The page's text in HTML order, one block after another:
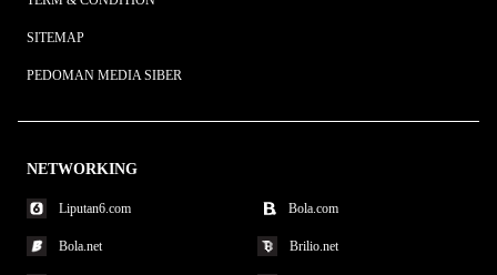
SITEMAP
PEDOMAN MEDIA SIBER
NETWORKING
Liputan6.com Bola.com
Bola.net Brilio.net